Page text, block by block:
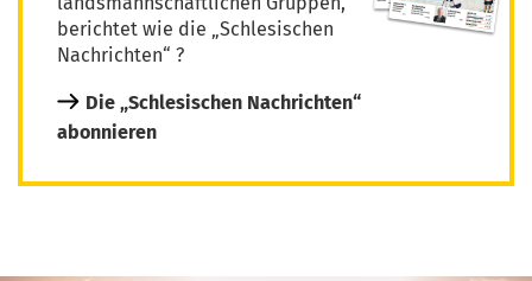
berichtet wie die „Schlesischen
Nachrichten“ ?
Die „Schlesischen Nachrichten“
abonnieren